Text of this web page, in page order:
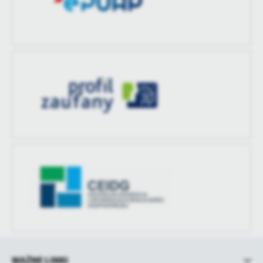
treści w postaci wiadomości, ofert, komunikatów mediów
WAŻNE LINKI